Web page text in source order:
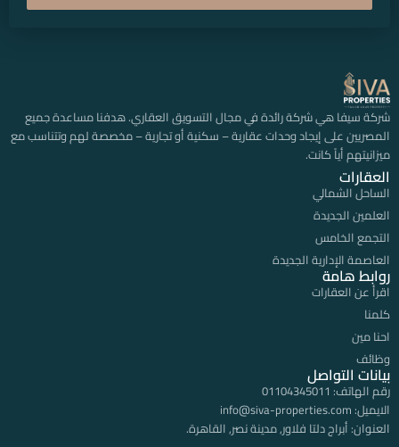
شركة سيفا هي شركة رائدة في مجال التسويق العقاري. هدفنا مساعدة جميع
المصريين على إيجاد وحدات عقارية – سكنية أو تجارية – مخصصة لهم وتتناسب مع
ميزانيتهم أياً كانت.
العقارات
الساحل الشمالي
العلمين الجديدة
التجمع الخامس
العاصمة الإدارية الجديدة
روابط هامة
اقرأ عن العقارات
كلمنا
احنا مين
وظائف
بيانات التواصل
رقم الهاتف: 01104345011
الايميل: info@siva-properties.com
العنوان: أبراج دلتا فلاور, مدينة نصر, القاهرة.